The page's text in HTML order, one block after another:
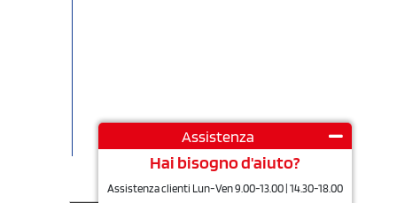
Assistenza
Hai bisogno d'aiuto?
Assistenza clienti Lun-Ven 9.00-13.00 | 14.30-18.00